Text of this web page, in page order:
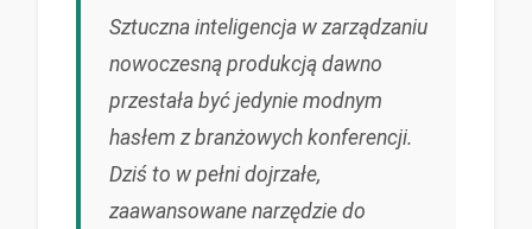
Sztuczna inteligencja w zarządzaniu
nowoczesną produkcją dawno
przestała być jedynie modnym
hasłem z branżowych konferencji.
Dziś to w pełni dojrzałe,
zaawansowane narzędzie do